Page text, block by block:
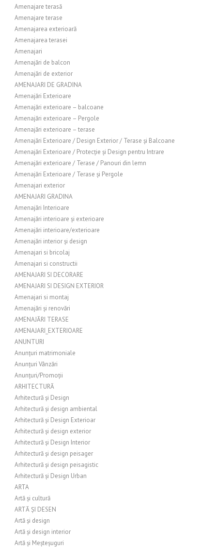
Amenajare terasă
Amenajare terase
Amenajarea exterioară
Amenajarea terasei
Amenajari
Amenajări de balcon
Amenajări de exterior
AMENAJARI DE GRADINA
Amenajări Exterioare
Amenajări exterioare – balcoane
Amenajări exterioare – Pergole
Amenajări exterioare – terase
Amenajări Exterioare / Design Exterior / Terase și Balcoane
Amenajări Exterioare / Protecție și Design pentru Intrare
Amenajări exterioare / Terase / Panouri din lemn
Amenajări Exterioare / Terase și Pergole
Amenajari exterior
AMENAJARI GRADINA
Amenajări Interioare
Amenajări interioare și exterioare
Amenajări interioare/exterioare
Amenajări interior și design
Amenajari si bricolaj
Amenajari si constructii
AMENAJARI SI DECORARE
AMENAJARI SI DESIGN EXTERIOR
Amenajari si montaj
Amenajări și renovări
AMENAJĂRI TERASE
AMENAJARI_EXTERIOARE
ANUNTURI
Anunțuri matrimoniale
Anunțuri Vânzări
Anunțuri/Promoții
ARHITECTURĂ
Arhitectură și Design
Arhitectură și design ambiental
Arhitectură și Design Exterioar
Arhitectură și design exterior
Arhitectură și Design Interior
Arhitectură și design peisager
Arhitectură și design peisagistic
Arhitectură și Design Urban
ARTA
Artă și cultură
ARTĂ ȘI DESEN
Artă și design
Artă și design interior
Artă și Meșteșuguri